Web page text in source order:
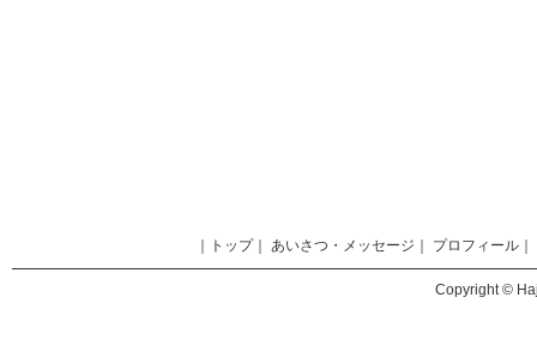
トップ｜ あいさつ・メッセージ プロフィール
Copyright ©